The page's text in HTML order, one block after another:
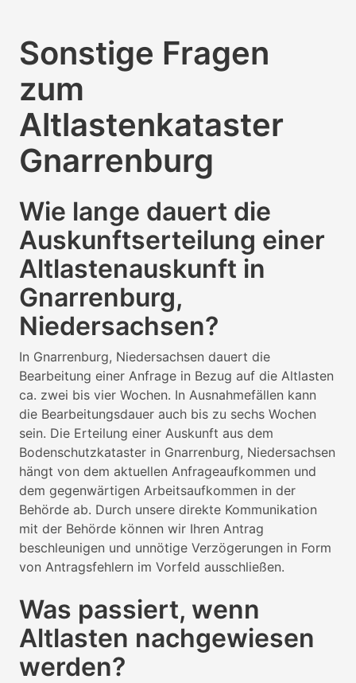
Sonstige Fragen
zum
Altlastenkataster
Gnarrenburg
Wie lange dauert die
Auskunftserteilung einer
Altlastenauskunft in
Gnarrenburg,
Niedersachsen?
In Gnarrenburg, Niedersachsen dauert die
Bearbeitung einer Anfrage in Bezug auf die Altlasten
ca. zwei bis vier Wochen. In Ausnahmefällen kann
die Bearbeitungsdauer auch bis zu sechs Wochen
sein. Die Erteilung einer Auskunft aus dem
Bodenschutzkataster in Gnarrenburg, Niedersachsen
hängt von dem aktuellen Anfrageaufkommen und
dem gegenwärtigen Arbeitsaufkommen in der
Behörde ab. Durch unsere direkte Kommunikation
mit der Behörde können wir Ihren Antrag
beschleunigen und unnötige Verzögerungen in Form
von Antragsfehlern im Vorfeld ausschließen.
Was passiert, wenn
Altlasten nachgewiesen
werden?